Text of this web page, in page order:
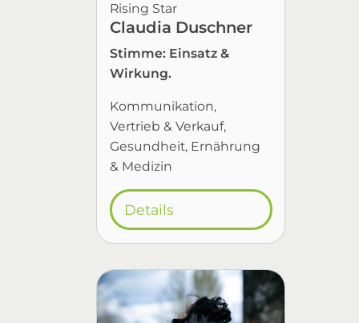
Rising Star
Claudia Duschner
Stimme: Einsatz &
Wirkung.
Kommunikation
Vertrieb & Verkauf
Gesundheit, Ernährung
& Medizin
Details